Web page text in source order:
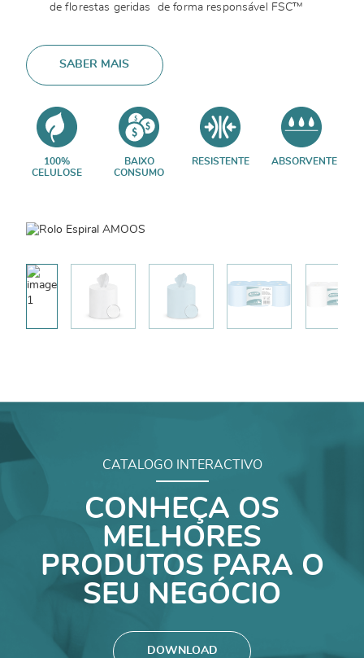
de florestas geridas de forma responsável FSC™
SABER MAIS
100%
CELULOSE
BAIXO
CONSUMO
RESISTENTE ABSORVENTE
CATALOGO INTERACTIVO
CONHEÇA OS
MELHORES
PRODUTOS PARA O
SEU NEGÓCIO
DOWNLOAD